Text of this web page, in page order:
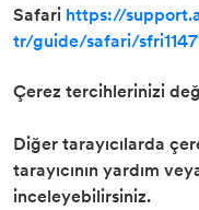
Safari https://
tr/guide/safari/
Çerez tercihlerinizi
Diğer tarayıcılarda
tarayıcının yardım
inceleyebilirsiniz.